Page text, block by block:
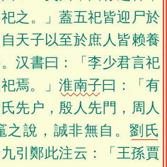
之。」蓋五祀皆迎尸於
天子以至於庶人皆赖養
汉書曰：「李少君言祀
焉。」淮南子曰：「有
先户，殷人先門，周人
之說，誠非無自。劉氏
引鄭此注云：「王孫賈